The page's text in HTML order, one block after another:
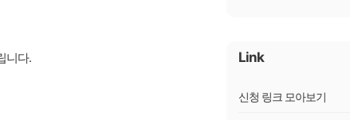
Link
신청 링크 모아보기
니다.